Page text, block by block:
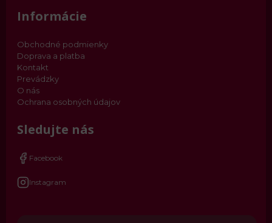
Informácie
Obchodné podmienky
Doprava a platba
Kontakt
Prevádzky
O nás
Ochrana osobných údajov
Sledujte nás
Facebook
Instagram